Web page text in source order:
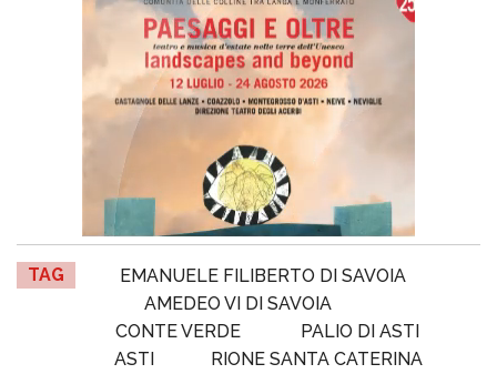
TAG
EMANUELE FILIBERTO DI SAVOIA
AMEDEO VI DI SAVOIA
CONTE VERDE
PALIO DI ASTI
ASTI
RIONE SANTA CATERINA